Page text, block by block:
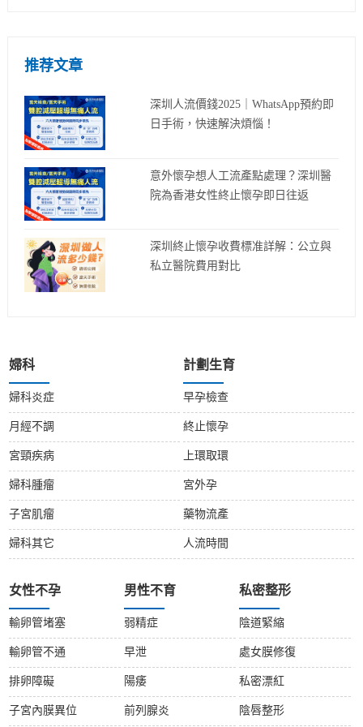
推荐文章
深圳人流價錢2025｜WhatsApp預約即
日手術，快速解決煩惱！
意外懷孕想人工流產點處理？深圳醫
院為香港女性終止懷孕即日往返
深圳終止懷孕收費標准詳解：公立與
私立醫院費用對比
婦科
婦科炎症
月經不調
宮頸疾病
婦科腫瘤
子宮肌瘤
婦科其它
計劃生育
早孕檢查
終止懷孕
上環取環
宮外孕
藥物流產
人流時間
女性不孕
輸卵管堵塞
輸卵管不通
排卵障礙
子宮內膜異位
男性不育
弱精症
早泄
陽痿
前列腺炎
私密整形
陰道緊縮
處女膜修復
私密漂紅
陰唇整形